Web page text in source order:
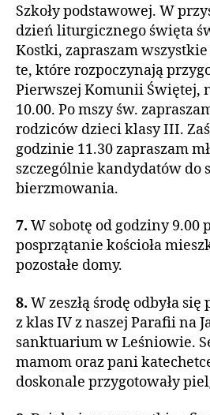
Szkoły podstawowej. W
dzień liturgicznego święta
Kostki, zapraszam
te, które rozpoczynają
Pierwszej Komunii Świętej,
10.00. Po mszy św.
rodziców dzieci klasy III.
godzinie 11.30 zapraszam
szczególnie kandydatów do
bierzmowania.
7. W sobotę od godziny 9.00
posprzątanie kościoła
pozostałe domy.
8. W zeszłą środę odbyła
z klas IV z naszej Parafii na
sanktuarium w Leśniowie.
mamom oraz pani
doskonale przygotowały